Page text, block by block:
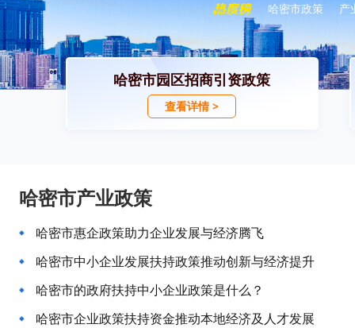
哈密市政策 产
哈密市园区招商引资政策
查看详情 >
哈密市产业政策
哈密市惠企政策助力企业发展与经济腾飞
哈密市中小企业发展扶持政策推动创新与经济提升
哈密市的政府扶持中小企业政策是什么？
哈密市企业政策扶持资金推动本地经济及人才发展